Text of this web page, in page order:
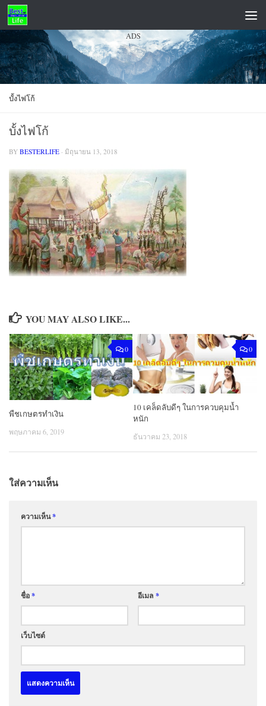
Skip to content
ADS
บั้งไฟโก้
บั้งไฟโก้
BY BESTERLIFE · มิถุนายน 13, 2018
YOU MAY ALSO LIKE...
0
พืชเกษตรทำเงิน
พฤษภาคม 6, 2019
0
10 เคล็ดลับดีๆ ในการควบคุมน้ำ
หนัก
ธันวาคม 23, 2018
ใส่ความเห็น
ความเห็น*
ชื่อ* อีเมล *
เว็บไซต์